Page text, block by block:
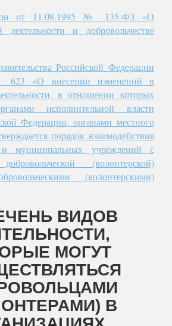
от 11.08.1995 № 135-ФЗ «О
деятельности и добровольчестве
Российской Федерации
623 «О внесении изменений в
в отношении которых
исполнительной власти
Федерации, органами местного
порядок взаимодействия
и муниципальных учреждений с
(волонтерской)
(волонтерскими)
ВИДОВ
МОГУТ
В